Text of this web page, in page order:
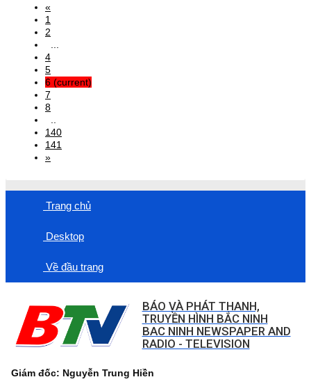
«
1
2
4
5
6 (current)
7
8
140
141
»
Trang chủ
Desktop
Về đầu trang
BÁO VÀ PHÁT THANH,
TRUYỀN HÌNH BẮC NINH
BAC NINH NEWSPAPER AND
RADIO - TELEVISION
Giám đốc: Nguyễn Trung Hiền